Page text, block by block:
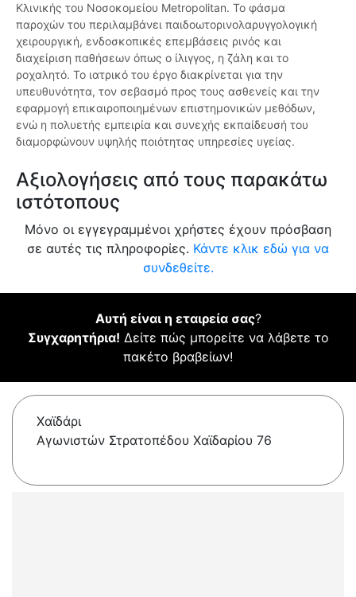
Κλινικής του Νοσοκομείου Metropolitan. Το φάσμα
παροχών του περιλαμβάνει παιδοωτορινολαρυγγολογική
χειρουργική, ενδοσκοπικές επεμβάσεις ρινός και
διαχείριση παθήσεων όπως ο ίλιγγος, η ζάλη και το
ροχαλητό. Το ιατρικό του έργο διακρίνεται για την
υπευθυνότητα, τον σεβασμό προς τους ασθενείς και την
εφαρμογή επικαιροποιημένων επιστημονικών μεθόδων,
ενώ η πολυετής εμπειρία και συνεχής εκπαίδευσή του
διαμορφώνουν υψηλής ποιότητας υπηρεσίες υγείας.
Αξιολογήσεις από τους παρακάτω
ιστότοπους
Μόνο οι εγγεγραμμένοι χρήστες έχουν πρόσβαση
σε αυτές τις πληροφορίες. Κάντε κλικ εδώ για να
συνδεθείτε.
Αυτή είναι η εταιρεία σας?
Συγχαρητήρια! Δείτε πώς μπορείτε να λάβετε το
πακέτο βραβείων!
Χαϊδάρι
Αγωνιστών Στρατοπέδου Χαϊδαρίου 76